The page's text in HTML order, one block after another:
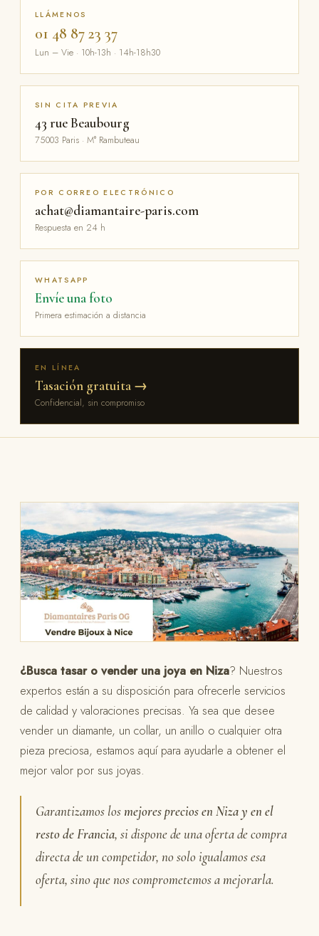
LLÁMENOS
01 48 87 23 37
Lun – Vie · 10h-13h · 14h-18h30
SIN CITA PREVIA
43 rue Beaubourg
75003 Paris · M° Rambuteau
POR CORREO ELECTRÓNICO
achat@diamantaire-paris.com
Respuesta en 24 h
WHATSAPP
Envíe una foto
Primera estimación a distancia
EN LÍNEA
Tasación gratuita →
Confidencial, sin compromiso
¿Busca tasar o vender una joya en Niza? Nuestros
expertos están a su disposición para ofrecerle servicios
de calidad y valoraciones precisas. Ya sea que desee
vender un diamante, un collar, un anillo o cualquier otra
pieza preciosa, estamos aquí para ayudarle a obtener el
mejor valor por sus joyas.
Garantizamos losmejores precios en Niza y en el
resto de Francia, si dispone de una oferta de compra
directa de un competidor, no solo igualamos esa
oferta, sino que nos comprometemos a mejorarla.